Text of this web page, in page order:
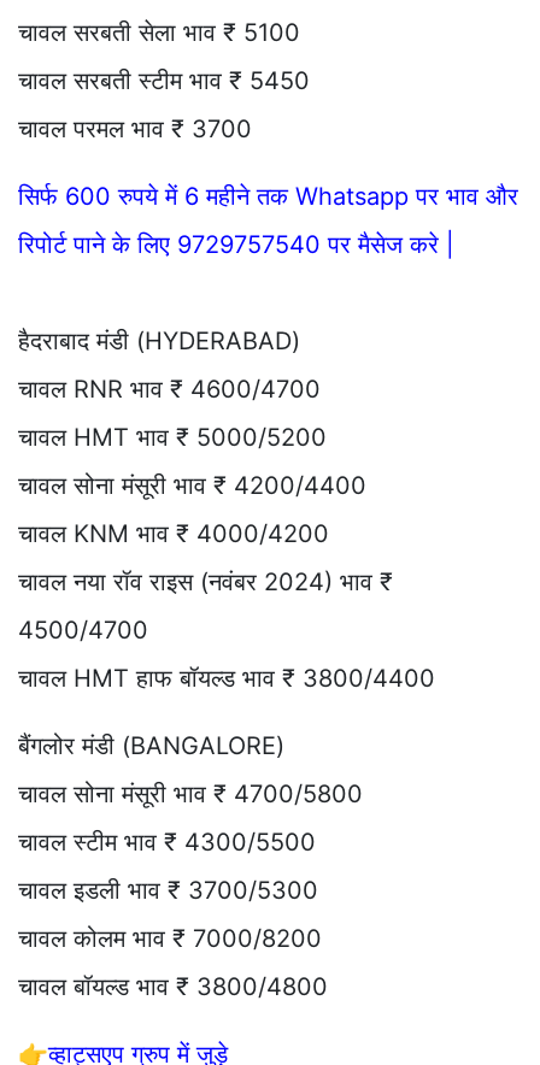
चावल सरबती सेला भाव ₹ 5100
चावल सरबती स्टीम भाव ₹ 5450
चावल परमल भाव ₹ 3700
सिर्फ 600 रुपये में 6 महीने तक Whatsapp पर भाव और
रिपोर्ट पाने के लिए 9729757540 पर मैसेज करे |
हैदराबाद मंडी (HYDERABAD)
चावल RNR भाव ₹ 4600/4700
चावल HMT भाव ₹ 5000/5200
चावल सोना मंसूरी भाव ₹ 4200/4400
चावल KNM भाव ₹ 4000/4200
चावल नया रॉव राइस (नवंबर 2024) भाव ₹
4500/4700
चावल HMT हाफ बॉयल्ड भाव ₹ 3800/4400
बैंगलोर मंडी (BANGALORE)
चावल सोना मंसूरी भाव ₹ 4700/5800
चावल स्टीम भाव ₹ 4300/5500
चावल इडली भाव ₹ 3700/5300
चावल कोलम भाव ₹ 7000/8200
चावल बॉयल्ड भाव ₹ 3800/4800
👉व्हाट्सएप ग्रुप में जुड़े